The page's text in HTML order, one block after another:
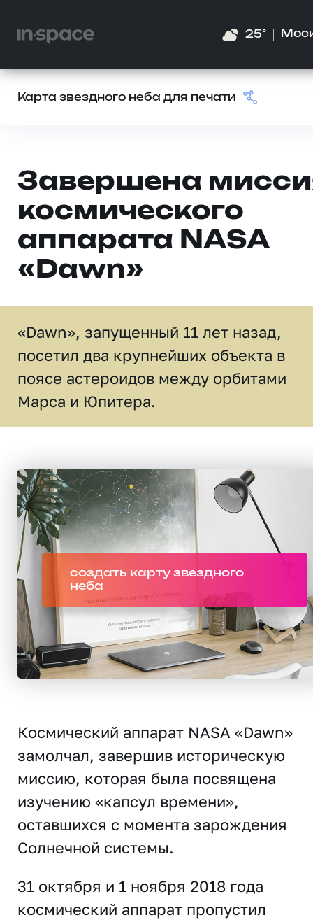
25°
Карта звездного неба для печати
Завершена
космического
аппарата NASA
«Dawn»
«Dawn», запущенный 11 лет назад,
посетил два крупнейших объекта в
поясе астероидов между орбитами
Марса и Юпитера.
создать карту звездного
неба
Космический аппарат NASA «Dawn»
замолчал, завершив историческую
миссию, которая была посвящена
изучению «капсул времени»,
оставшихся с момента зарождения
Солнечной системы.
31 октября и 1 ноября 2018 года
космический аппарат пропустил